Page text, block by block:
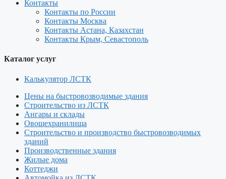
Контакты
Контакты по России
Контакты Москва
Контакты Астана, Казахстан
Контакты Крым, Севастополь
Каталог услуг
Калькулятор ЛСТК
Цены на быстровозводимые здания
Строительство из ЛСТК
Ангары и склады
Овощехранилища
Строительство и производство быстровозводимых
зданий
Производственные здания
Жилые дома
Коттеджи